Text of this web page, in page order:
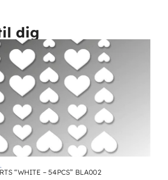
dig
“WHITE – 54PCS” BLA002